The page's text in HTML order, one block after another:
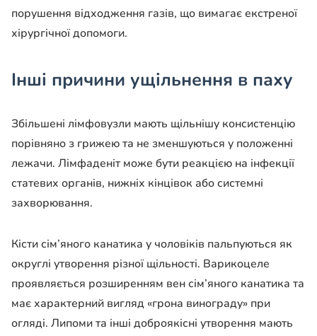
порушення відходження газів, що вимагає екстреної
хірургічної допомоги.
Інші причини ущільнення в паху
Збільшені лімфовузли мають щільнішу консистенцію
порівняно з грижею та не зменшуються у положенні
лежачи. Лімфаденіт може бути реакцією на інфекції
статевих органів, нижніх кінцівок або системні
захворювання.
Кісти сім’яного канатика у чоловіків пальпуються як
округлі утворення різної щільності. Варикоцеле
проявляється розширенням вен сім’яного канатика та
має характерний вигляд «грона винограду» при
огляді. Липоми та інші доброякісні утворення мають